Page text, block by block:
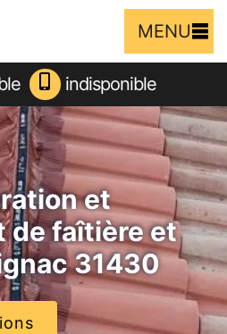
MENU
indisponible
et
de faîtière et
31430